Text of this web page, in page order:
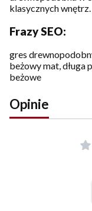
klasycznych wnętrz.
Frazy SEO:
gres
beżowy mat, długa
beżowe
Opinie